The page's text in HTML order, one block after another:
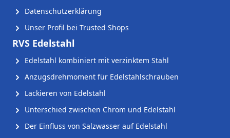
Datenschutzerklärung
Unser Profil bei Trusted Shops
RVS Edelstahl
Edelstahl kombiniert mit verzinktem Stahl
Anzugsdrehmoment für Edelstahlschrauben
Lackieren von Edelstahl
Unterschied zwischen Chrom und Edelstahl
Der Einfluss von Salzwasser auf Edelstahl